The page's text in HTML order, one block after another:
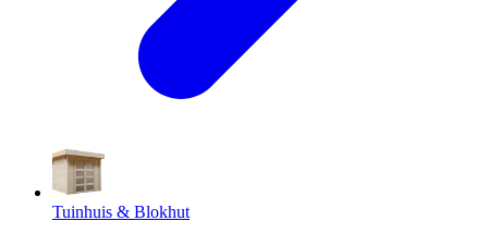
Tuinhuis & Blokhut